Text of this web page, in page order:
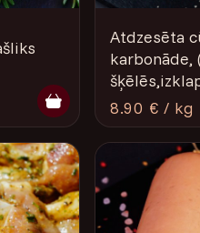
Atdzesēta
karbonāde,
8.90 € / kg